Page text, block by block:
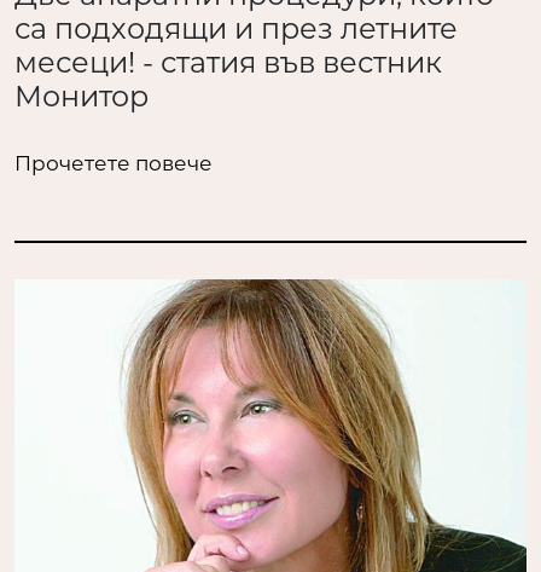
са подходящи и през летните
месеци! - статия във вестник
Монитор
Прочетете повече